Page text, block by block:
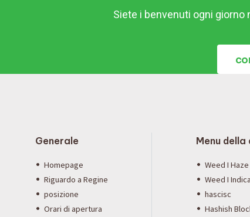
Siete i benvenuti ogni
Generale
Homepage
Riguardo a Regine
posizione
Orari di apertura
Menu
Weed I Haze
Weed I Indica
hascisc
Hashish